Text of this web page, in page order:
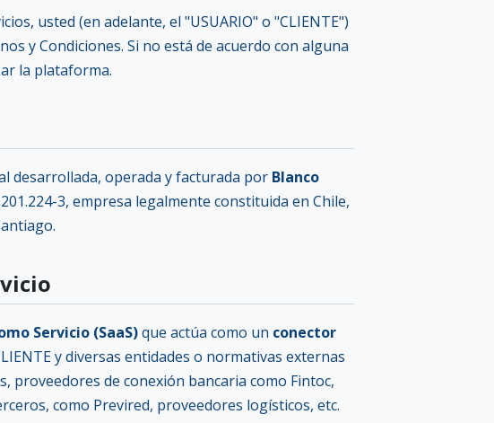
usted (en adelante, el "USUARIO" o "CLIENTE")
y Condiciones. Si no está de acuerdo con alguna
la plataforma.
desarrollada, operada y facturada por Blanco
3, empresa legalmente constituida en Chile,
Servicio (SaaS)que actúa como un conector
y diversas entidades o normativas externas
proveedores de conexión bancaria como Fintoc,
como Previred, proveedores logísticos, etc.